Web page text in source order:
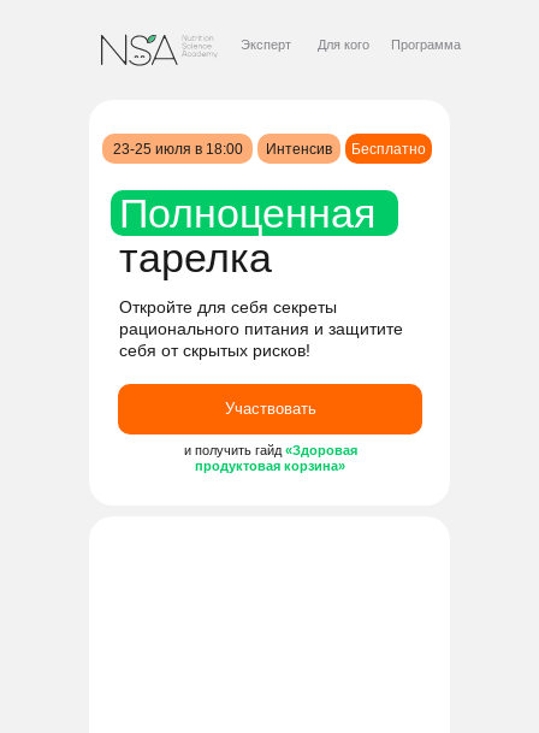
Эксперт Для кого Программа
Участвовать
Откройте для себя секреты
рационального питания и защитите
себя от скрытых рисков!
и получить гайд «Здоровая
продуктовая корзина»
Полноценная
тарелка
Интенсив
23-25 июля в 18:00 Бесплатно